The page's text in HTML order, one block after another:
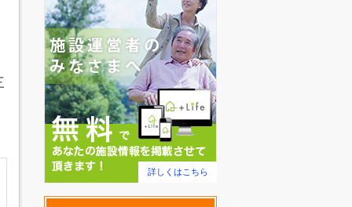
詳しくはこちら